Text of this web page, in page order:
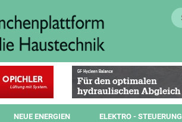
NEUE ENERGIEN ELEKTRO - STEUERUNG